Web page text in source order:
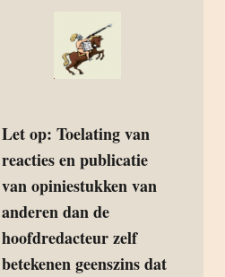
Let op: Toelating van
reacties en publicatie
van opiniestukken van
anderen dan de
hoofdredacteur zelf
betekenen geenszins dat